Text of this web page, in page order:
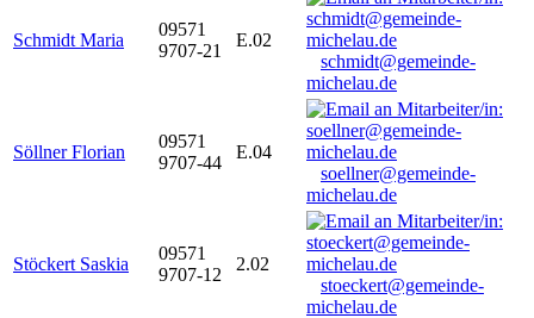
Schmidt Maria
09571
9707-21
E.02
schmidt@gemeinde-
michelau.de
Söllner Florian
09571
9707-44
E.04
soellner@gemeinde-
michelau.de
Stöckert Saskia
09571
9707-12
2.02
stoeckert@gemeinde-
michelau.de